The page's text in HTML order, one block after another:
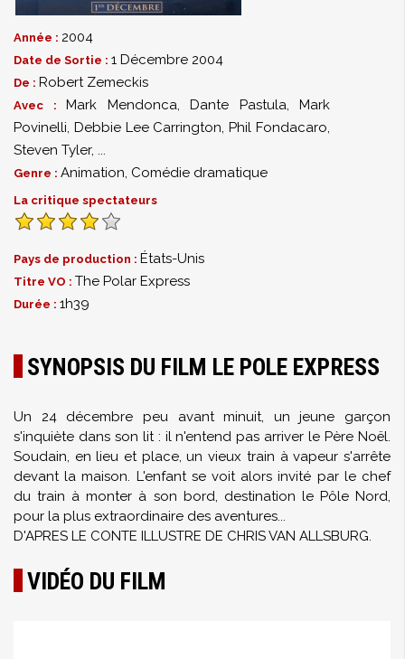
Année : 2004
Date de Sortie : 1 Décembre 2004
De : Robert Zemeckis
Avec : Mark Mendonca, Dante Pastula, Mark
Povinelli, Debbie Lee Carrington,Phil Fondacaro,
Steven Tyler, ...
Genre : Animation, Comédie dramatique
La critique spectateurs
Pays de production : États-Unis
Titre VO : The Polar Express
Durée : 1h39
SYNOPSIS DU FILM LE POLE EXPRESS
Un 24 décembre peu avant minuit, un jeune garçon
s'inquiète dans son lit : il n'entend pas arriver le Père Noël.
Soudain, en lieu et place, un vieux train à vapeur s'arrête
devant la maison. L'enfant se voit alors invité par le chef
du train à monter à son bord, destination le Pôle Nord,
pour la plus extraordinaire des aventures...
D'APRES LE CONTE ILLUSTRE DE CHRIS VAN ALLSBURG.
VIDÉO DU FILM